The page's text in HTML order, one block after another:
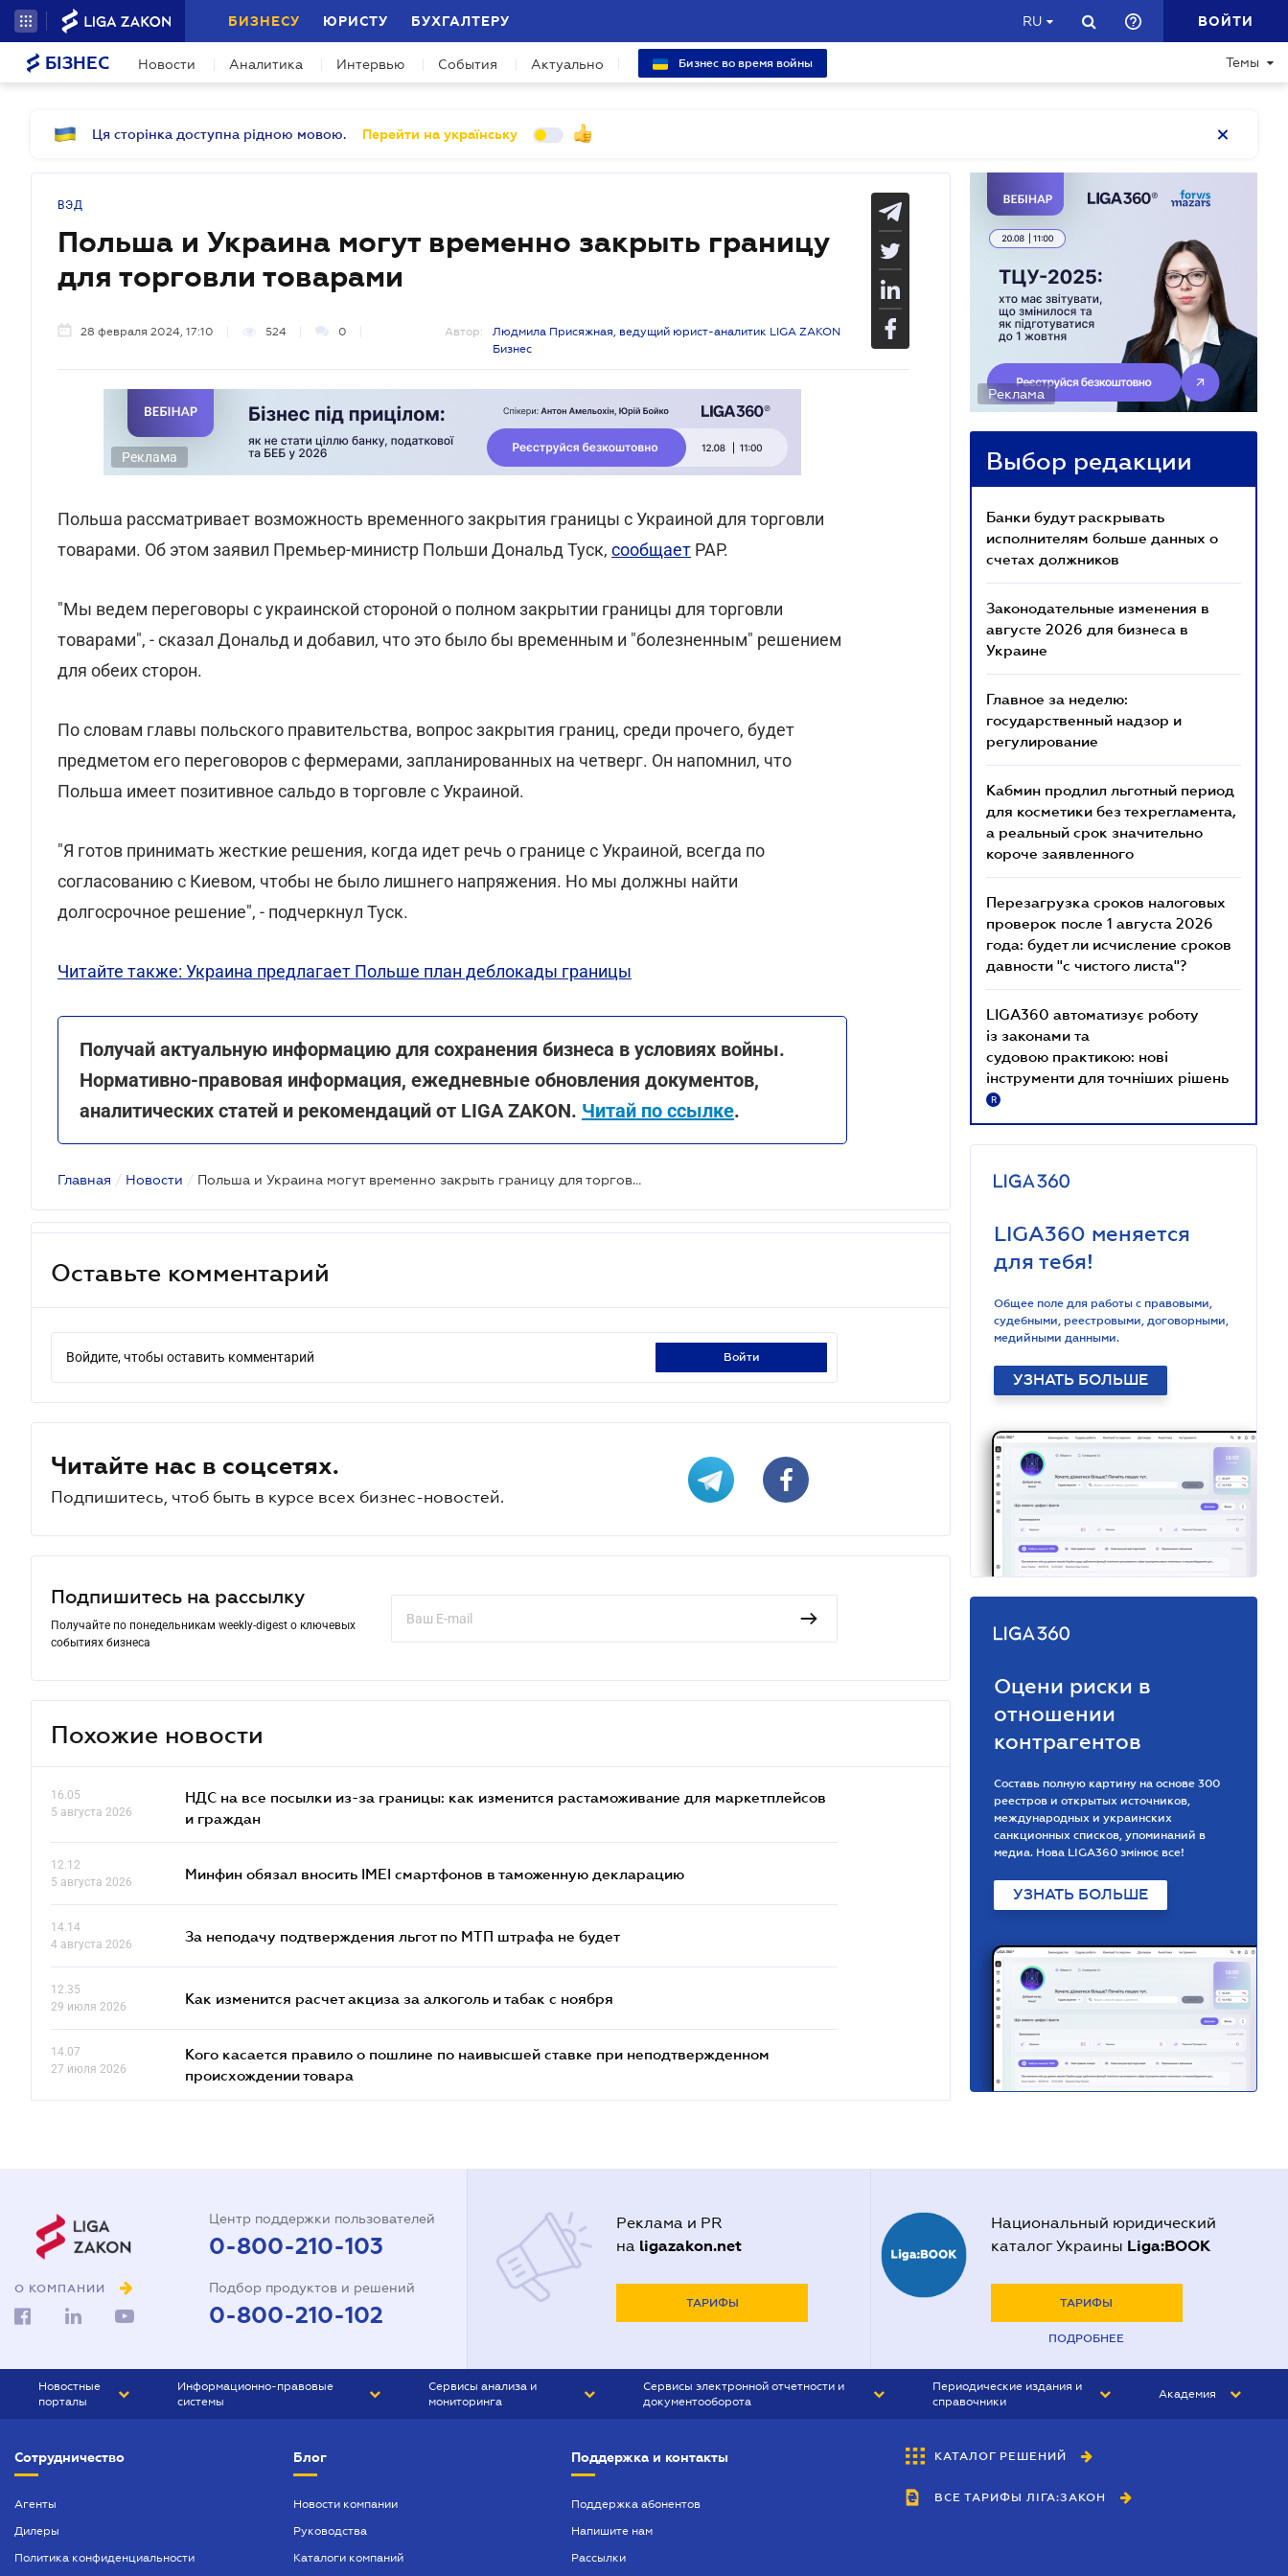
БИЗНЕСУ ЮРИСТУ БУХГАЛТЕРУ RU ВОЙТИ
БІЗНЕС Новости Аналитика Интервью События Актуально Бизнес во время войны Темы
Ця сторінка доступна рідною мовою. Перейти на українську
ВЭД
Польша и Украина могут временно закрыть границу
для торговли товарами
28 февраля 2024, 17:10 524 0 Автор:
Людмила Присяжная, ведущий юрист-аналитик LIGA ZAKON
Бизнес
Реклама
Польша рассматривает возможность временного закрытия границы с Украиной для торговли
товарами. Об этом заявил Премьер-министр Польши Дональд Туск, сообщает РАР.
"Мы ведем переговоры с украинской стороной о полном закрытии границы для торговли
товарами", - сказал Дональд и добавил, что это было бы временным и "болезненным" решением
для обеих сторон.
По словам главы польского правительства, вопрос закрытия границ, среди прочего, будет
предметом его переговоров с фермерами, запланированных на четверг. Он напомнил, что
Польша имеет позитивное сальдо в торговле с Украиной.
"Я готов принимать жесткие решения, когда идет речь о границе с Украиной, всегда по
согласованию с Киевом, чтобы не было лишнего напряжения. Но мы должны найти
долгосрочное решение", - подчеркнул Туск.
Читайте также: Украина предлагает Польше план деблокады границы
Получай актуальную информацию для сохранения бизнеса в условиях войны.
Нормативно-правовая информация, ежедневные обновления документов,
аналитических статей и рекомендаций от LIGA ZAKON. Читай по ссылке.
Главная / Новости / Польша и Украина могут временно закрыть границу для торговли товарами
Оставьте комментарий
Войдите, чтобы оставить комментарий войти
Читайте нас в соцсетях.
Подпишитесь, чтоб быть в курсе всех бизнес-новостей.
Подпишитесь на рассылку
Получайте по понедельникам weekly-digest о ключевых
событиях бизнеса
Похожие новости
16.05
5 августа 2026
НДС на все посылки из-за границы: как изменится растаможивание для маркетплейсов
и граждан
12.12
5 августа 2026
Минфин обязал вносить IMEI смартфонов в таможенную декларацию
14.14
4 августа 2026
За неподачу подтверждения льгот по МТП штрафа не будет
12.35
29 июля 2026
Как изменится расчет акциза за алкоголь и табак с ноября
14.07
27 июля 2026
Кого касается правило о пошлине по наивысшей ставке при неподтвержденном
происхождении товара
Реклама
Выбор редакции
Банки будут раскрывать
исполнителям больше данных о
счетах должников
Законодательные изменения в
августе 2026 для бизнеса в
Украине
Главное за неделю:
государственный надзор и
регулирование
Кабмин продлил льготный период
для косметики без техрегламента,
а реальный срок значительно
короче заявленного
Перезагрузка сроков налоговых
проверок после 1 августа 2026
года: будет ли исчисление сроков
давности "с чистого листа"?
LIGA360 автоматизує роботу
із законами та
судовою практикою: нові
інструменти для точніших рішень
R
LIGA360 меняется
для тебя!
Общее поле для работы с правовыми,
судебными, реестровыми, договорными,
медийными данными.
УЗНАТЬ БОЛЬШЕ
Оцени риски в
отношении
контрагентов
Составь полную картину на основе 300
реестров и открытых источников,
международных и украинских
санкционных списков, упоминаний в
медиа. Нова LIGA360 змінює все!
УЗНАТЬ БОЛЬШЕ
О КОМПАНИИ
Центр поддержки пользователей
0-800-210-103
Подбор продуктов и решений
0-800-210-102
Реклама и PR
на ligazakon.net
ТАРИФЫ
Национальный юридический
каталог Украины Liga:BOOK
ТАРИФЫ
ПОДРОБНЕЕ
Новостные
порталы
БИЗНЕС
Информационно-правовые
системы
БУХГАЛТЕР ПРОФ
ЮРИСТ ПРОФ
Сервисы анализа и
мониторинга
Сервисы электронной отчетности и
документооборота
Периодические издания и
справочники
БУХГАЛТЕР&ЗАКОН
ВЕСТНИК МСФО
Академия
Сотрудничество
Агенты
Дилеры
Политика конфиденциальности
Блог
Новости компании
Руководства
Каталоги компаний
Поддержка и контакты
Поддержка абонентов
Напишите нам
Рассылки
КАТАЛОГ РЕШЕНИЙ
ВСЕ ТАРИФЫ ЛІГА:ЗАКОН